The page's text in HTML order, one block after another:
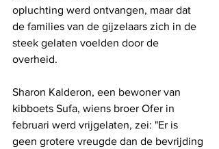
opluchting werd ontvangen, maar dat
de families van de gijzelaars zich in de
steek gelaten voelden door de
overheid.
Sharon Kalderon, een bewoner van
kibboets Sufa, wiens broer Ofer in
februari werd vrijgelaten, zei: "Er is
geen grotere vreugde dan de bevrijding